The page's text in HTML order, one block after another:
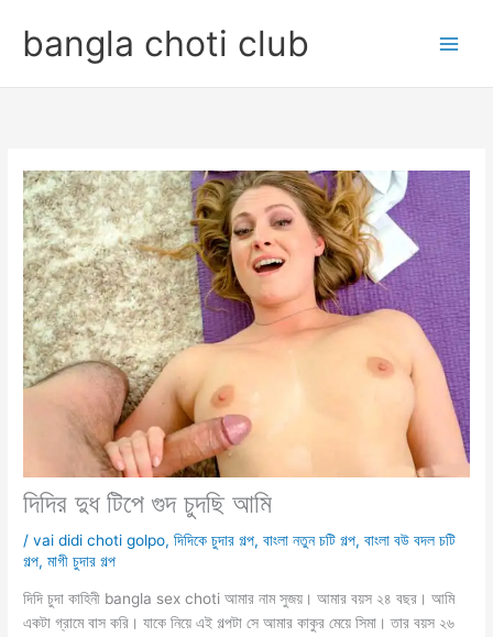
contentbangla choti club
দিদির দুধ টিপে গুদ চুদছি আমি
/vai didi choti golpo,দিদিকে চুদার গল্প,বাংলা নতুন চটি গল্প,বাংলা বউ বদল চটি
গল্প,মাগী চুদার গল্প
দিদি চুদা কাহিনী bangla sex choti আমার নাম সুজয়। আমার বয়স ২৪ বছর। আমি
একটা গ্রামে বাস করি। যাকে নিয়ে এই গল্পটা সে আমার কাকুর মেয়ে সিমা। তার বয়স ২৬